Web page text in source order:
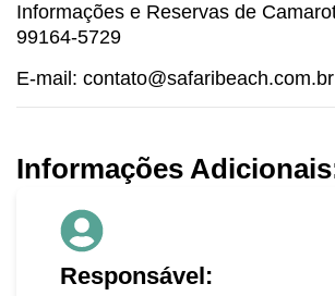
Informações e Reservas de
99164-5729
E-mail: contato@safaribeach.com.br
Informações
Responsável: